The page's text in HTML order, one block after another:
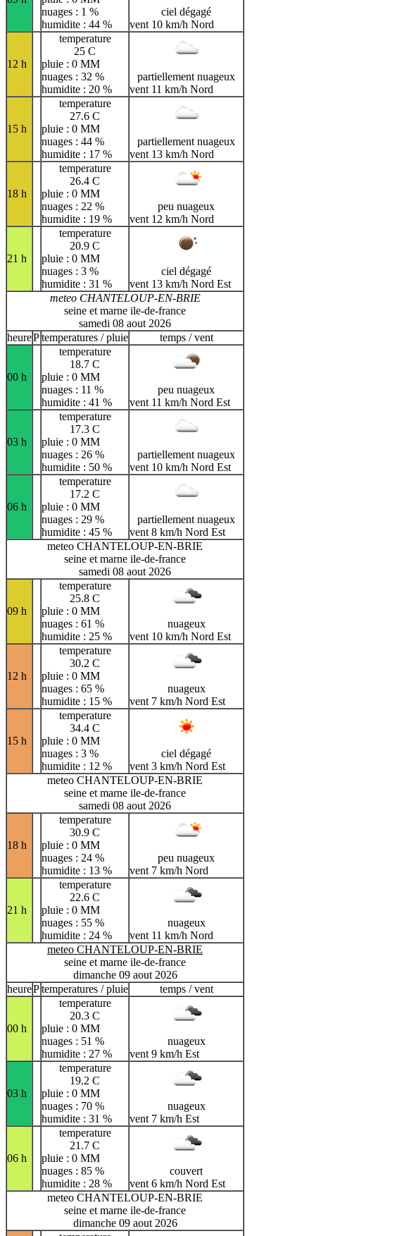
nuages : 1 %
humidite : 44 %
ciel dégagé
vent 10 km/h Nord
12 h
temperature
25 C
pluie : 0 MM
nuages : 32 %
humidite : 20 %
partiellement nuageux
vent 11 km/h Nord
15 h
temperature
27.6 C
pluie : 0 MM
nuages : 44 %
humidite : 17 %
partiellement nuageux
vent 13 km/h Nord
18 h
temperature
26.4 C
pluie : 0 MM
nuages : 22 %
humidite : 19 %
peu nuageux
vent 12 km/h Nord
21 h
temperature
20.9 C
pluie : 0 MM
nuages : 3 %
humidite : 31 %
ciel dégagé
vent 13 km/h Nord Est
meteo CHANTELOUP-EN-BRIE
seine et marne ile-de-france
samedi 08 aout 2026
heurePtemperatures / pluie temps / vent
00 h
temperature
18.7 C
pluie : 0 MM
nuages : 11 %
humidite : 41 %
peu nuageux
vent 11 km/h Nord Est
03 h
temperature
17.3 C
pluie : 0 MM
nuages : 26 %
humidite : 50 %
partiellement nuageux
vent 10 km/h Nord Est
06 h
temperature
17.2 C
pluie : 0 MM
nuages : 29 %
humidite : 45 %
partiellement nuageux
vent 8 km/h Nord Est
meteo CHANTELOUP-EN-BRIE
seine et marne ile-de-france
samedi 08 aout 2026
09 h
temperature
25.8 C
pluie : 0 MM
nuages : 61 %
humidite : 25 %
nuageux
vent 10 km/h Nord Est
12 h
temperature
30.2 C
pluie : 0 MM
nuages : 65 %
humidite : 15 %
nuageux
vent 7 km/h Nord Est
15 h
temperature
34.4 C
pluie : 0 MM
nuages : 3 %
humidite : 12 %
ciel dégagé
vent 3 km/h Nord Est
meteo CHANTELOUP-EN-BRIE
seine et marne ile-de-france
samedi 08 aout 2026
18 h
temperature
30.9 C
pluie : 0 MM
nuages : 24 %
humidite : 13 %
peu nuageux
vent 7 km/h Nord
21 h
temperature
22.6 C
pluie : 0 MM
nuages : 55 %
humidite : 24 %
nuageux
vent 11 km/h Nord
meteo CHANTELOUP-EN-BRIE
seine et marne ile-de-france
dimanche 09 aout 2026
heurePtemperatures / pluie temps / vent
00 h
temperature
20.3 C
pluie : 0 MM
nuages : 51 %
humidite : 27 %
nuageux
vent 9 km/h Est
03 h
temperature
19.2 C
pluie : 0 MM
nuages : 70 %
humidite : 31 %
nuageux
vent 7 km/h Est
06 h
temperature
21.7 C
pluie : 0 MM
nuages : 85 %
humidite : 28 %
couvert
vent 6 km/h Nord Est
meteo CHANTELOUP-EN-BRIE
seine et marne ile-de-france
dimanche 09 aout 2026